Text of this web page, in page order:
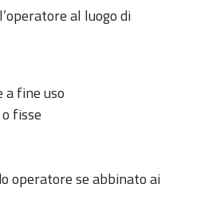
al luogo di
fine uso
fisse
operatore se abbinato ai